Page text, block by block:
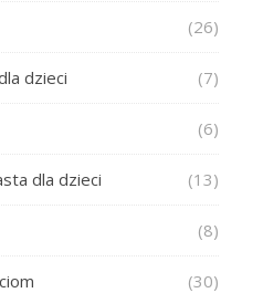
(26)
dzieci (7)
(6)
dla dzieci (13)
(8)
(30)